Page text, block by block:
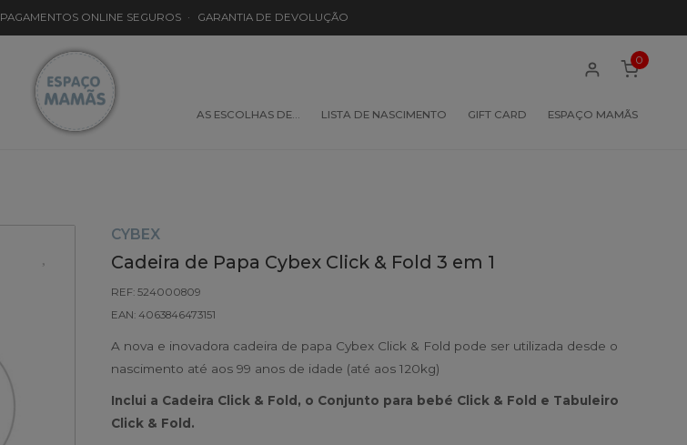
PAGAMENTOS ONLINE SEGUROS · GARANTIA DE DEVOLUÇÃO
AS ESCOLHAS DE… LISTA DE NASCIMENTO GIFT CARD ESPAÇO MAMÃS
0
CYBEX
Cadeira de Papa Cybex Click & Fold 3 em 1
REF: 524000809
EAN: 4063846473151
A nova e inovadora cadeira de papa Cybex Click & Fold pode ser utilizada desde o
nascimento até aos 99 anos de idade (até aos 120kg)
Inclui a Cadeira Click & Fold, o Conjunto para bebé Click & Fold e Tabuleiro
Click & Fold.